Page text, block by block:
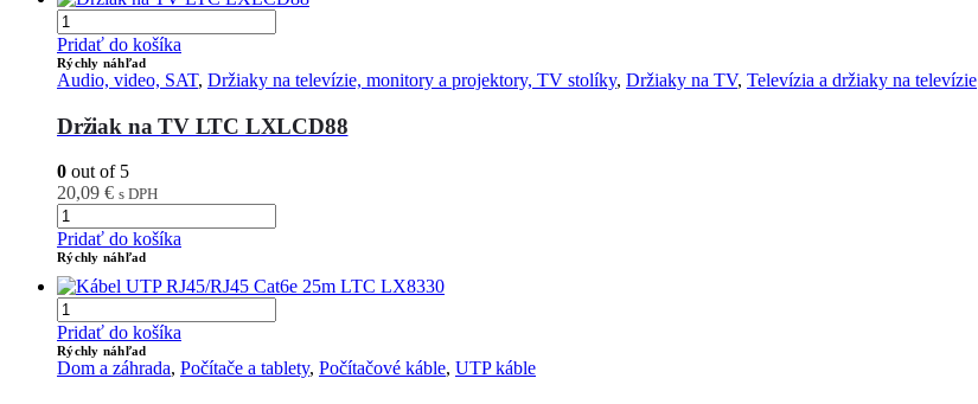
Pridať do košíka
Rýchly náhľad
Audio, video, SAT, Držiaky na televízie, monitory a projektory, TV stolíky, Držiaky na TV, Televízia a držiaky na televízie
Držiak na TV LTC LXLCD88
0 out of 5
20,09 € s DPH
Pridať do košíka
Rýchly náhľad
Pridať do košíka
Rýchly náhľad
Dom a záhrada, Počítače a tablety, Počítačové káble, UTP káble